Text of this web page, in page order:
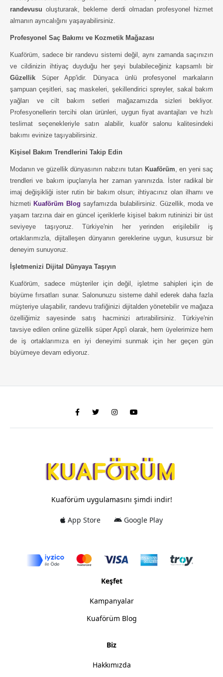
randevusu oluşturarak, bekleme derdi olmadan profesyonel hizmet
almanın ayrıcalığını yaşayabilirsiniz.
Profesyonel Saç Bakımı ve Kozmetik Mağazası
Kuaförüm, sadece bir randevu sistemi değil, aynı zamanda saçınızın
ve cildinizin ihtiyaç duyduğu her şeyi bulabileceğiniz kapsamlı bir
Güzellik Süper App'idir. Dünyaca ünlü profesyonel markaların
şampuan çeşitleri, saç maskeleri, şekillendirici spreyler, sakal bakım
yağları ve cilt bakım setleri mağazamızda sizleri bekliyor.
Profesyonellerin tercihi olan ürünleri, uygun fiyat avantajları ve hızlı
teslimat seçenekleriyle satın alabilir, kuaför salonu kalitesindeki
bakımı evinize taşıyabilirsiniz.
Kişisel Bakım Trendlerini Takip Edin
Modanın ve güzellik dünyasının nabzını tutan Kuaförüm, en yeni saç
trendleri ve bakım ipuçlarıyla her zaman yanınızda. İster radikal bir
imaj değişikliği ister rutin bir bakım olsun; ihtiyacınız olan ilhamı ve
hizmeti Kuaförüm Blog sayfamızda bulabilirsiniz. Güzellik, moda ve
yaşam tarzına dair en güncel içeriklerle kişisel bakım rutininizi bir üst
seviyeye taşıyoruz. Türkiye'nin her yerinden erişilebilir iş
ortaklarımızla, dijitalleşen dünyanın gereklerine uygun, kusursuz bir
deneyim sunuyoruz.
İşletmenizi Dijital Dünyaya Taşıyın
Kuaförüm, sadece müşteriler için değil, işletme sahipleri için de
büyüme fırsatları sunar. Salonunuzu sisteme dahil ederek daha fazla
müşteriye ulaşabilir, randevu trafiğinizi dijitalden yönetebilir ve mağaza
özelliğimiz sayesinde satış hacminizi artırabilirsiniz. Türkiye'nin
tavsiye edilen online güzellik süper App'i olarak, hem üyelerimize hem
de iş ortaklarımıza en iyi deneyimi sunmak için her geçen gün
büyümeye devam ediyoruz.
Kuaförüm uygulamasını şimdi indir!
App Store Google Play
Keşfet
Kampanyalar
Kuaförüm Blog
Biz
Hakkımızda